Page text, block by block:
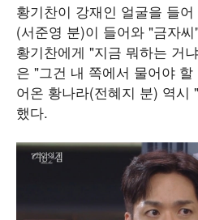
황기찬이 강재인 얼굴을 들
(서준영 분)이 들어와 "금자
황기찬에게 "지금 뭐하는 거
은 "그건 내 쪽에서 물어야
어온 황나라(전혜지 분) 역시
했다.